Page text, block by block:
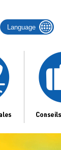
Language